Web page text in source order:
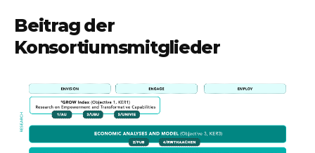
Beitrag der
Konsortiumsmitglieder